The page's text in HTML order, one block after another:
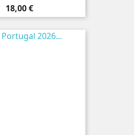
Preço
18,00 €